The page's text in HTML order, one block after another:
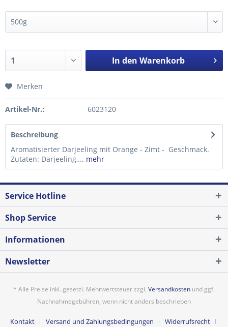
In den Warenkorb
Merken
Artikel-Nr.: 6023120
Beschreibung
Aromatisierter Darjeeling mit Orange - Zimt - Geschmack.
Zutaten: Darjeeling,... mehr
Service Hotline
Shop Service
Informationen
Newsletter
* Alle Preise inkl. gesetzl. Mehrwertsteuer zzgl. Versandkosten und ggf.
Nachnahmegebühren, wenn nicht anders beschrieben
Kontakt Versand und Zahlungsbedingungen Widerrufsrecht